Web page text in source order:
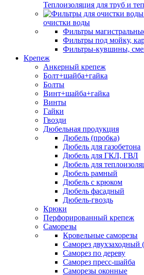
Теплоизоляция для труб и
очистки воды
Фильтры
Фильтры под мойку,
Фильтры-кувшины,
Крепеж
Анкерный крепеж
Болт+шайба+гайка
Болты
Винт+шайба+гайка
Винты
Гайки
Гвозди
Дюбельная продукция
Дюбель (пробка)
Дюбель для газобетона
Дюбель для ГКЛ, ГВЛ
Дюбель для
Дюбель рамный
Дюбель с крюком
Дюбель фасадный
Дюбель-гвоздь
Крюки
Перфорированный крепеж
Саморезы
Кровельные саморезы
Саморез
Саморез по дереву
Саморез пресс-шайба
Саморезы оконные